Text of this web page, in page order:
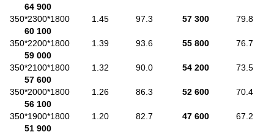
64 900
350*2300*1800 1.45 97.3 57 300 79.8
60 100
350*2200*1800 1.39 93.6 55 800 76.7
59 000
350*2100*1800 1.32 90.0 54 200 73.5
57 600
350*2000*1800 1.26 86.3 52 600 70.4
56 100
350*1900*1800 1.20 82.7 47 600 67.2
51 900